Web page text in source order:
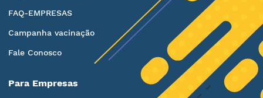
FAQ-EMPRESAS
Campanha vacinação
Fale Conosco
Para Empresas